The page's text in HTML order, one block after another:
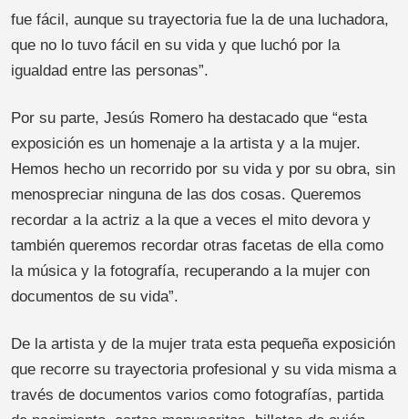
fue fácil, aunque su trayectoria fue la de una luchadora,
que no lo tuvo fácil en su vida y que luchó por la
igualdad entre las personas”.
Por su parte, Jesús Romero ha destacado que “esta
exposición es un homenaje a la artista y a la mujer.
Hemos hecho un recorrido por su vida y por su obra, sin
menospreciar ninguna de las dos cosas. Queremos
recordar a la actriz a la que a veces el mito devora y
también queremos recordar otras facetas de ella como
la música y la fotografía, recuperando a la mujer con
documentos de su vida”.
De la artista y de la mujer trata esta pequeña exposición
que recorre su trayectoria profesional y su vida misma a
través de documentos varios como fotografías, partida